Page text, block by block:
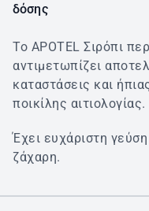
Το APOTEL Σιρόπι
αντιμετωπίζει
καταστάσεις και
ποικίλης αιτιολογίας.
Έχει ευχάριστη
ζάχαρη.
δόσης